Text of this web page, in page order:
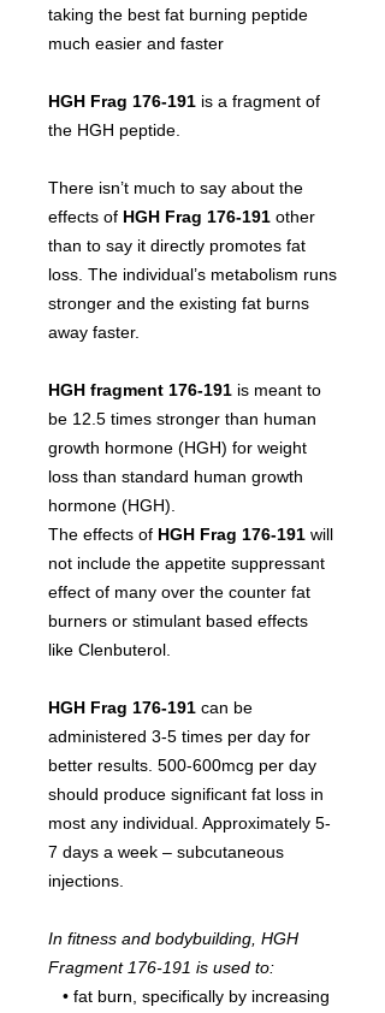
taking the best fat burning peptide
much easier and faster
HGH Frag 176-191 is a fragment of
the HGH peptide.
There isn’t much to say about the
effects of HGH Frag 176-191 other
than to say it directly promotes fat
loss. The individual’s metabolism runs
stronger and the existing fat burns
away faster.
HGH fragment 176-191 is meant to
be 12.5 times stronger than human
growth hormone (HGH) for weight
loss than standard human growth
hormone (HGH).
The effects of HGH Frag 176-191 will
not include the appetite suppressant
effect of many over the counter fat
burners or stimulant based effects
like Clenbuterol.
HGH Frag 176-191 can be
administered 3-5 times per day for
better results. 500-600mcg per day
should produce significant fat loss in
most any individual. Approximately 5-
7 days a week – subcutaneous
injections.
In fitness and bodybuilding, HGH
Fragment 176-191 is used to:
• fat burn, specifically by increasing